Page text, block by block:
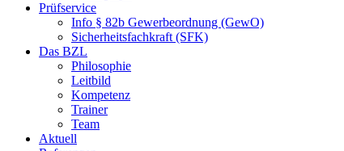
Prüfservice
Info § 82b Gewerbeordnung (GewO)
Sicherheitsfachkraft (SFK)
Das BZL
Philosophie
Leitbild
Kompetenz
Trainer
Team
Aktuell